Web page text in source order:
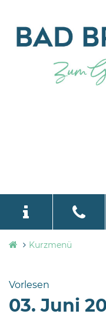
Stadtverwaltung
Bramstedt
language
Kurzmenü
Vorlesen
03. Juni